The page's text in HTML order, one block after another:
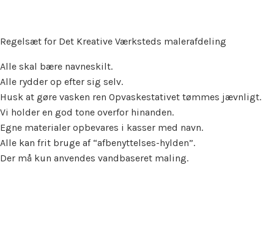
Regelsæt for Det Kreative Værksteds malerafdeling
Alle skal bære navneskilt.
Alle rydder op efter sig selv.
Husk at gøre vasken ren Opvaskestativet tømmes jævnligt.
Vi holder en god tone overfor hinanden.
Egne materialer opbevares i kasser med navn.
Alle kan frit bruge af “afbenyttelses-hylden”.
Der må kun anvendes vandbaseret maling.